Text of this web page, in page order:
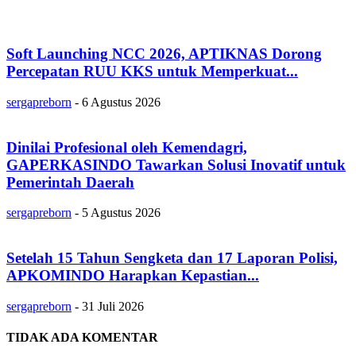
Soft Launching NCC 2026, APTIKNAS Dorong
Percepatan RUU KKS untuk Memperkuat...
sergapreborn - 6 Agustus 2026
Dinilai Profesional oleh Kemendagri,
GAPERKASINDO Tawarkan Solusi Inovatif untuk
Pemerintah Daerah
sergapreborn - 5 Agustus 2026
Setelah 15 Tahun Sengketa dan 17 Laporan Polisi,
APKOMINDO Harapkan Kepastian...
sergapreborn - 31 Juli 2026
TIDAK ADA KOMENTAR